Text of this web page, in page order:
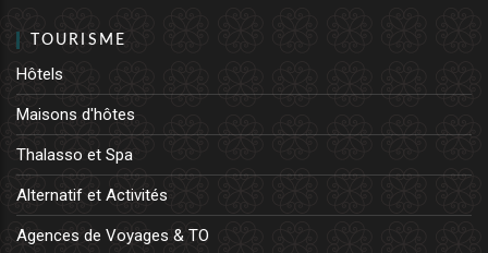
TOURISME
Hôtels
Maisons d'hôtes
Thalasso et Spa
Alternatif et Activités
Agences de Voyages & TO